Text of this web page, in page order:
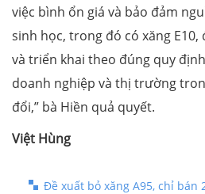
việc bình ổn giá và bảo đảm
sinh học, trong đó có xăng
và triển khai theo đúng quy
doanh nghiệp và thị trường
đổi,” bà Hiền quả quyết.
Việt Hùng
Đề xuất bỏ xăng A95, chỉ bán